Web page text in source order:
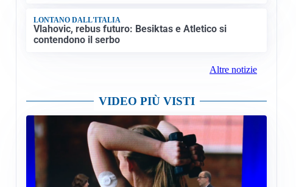
LONTANO DALL'ITALIA
Vlahovic, rebus futuro: Besiktas e Atletico si
contendono il serbo
Altre notizie
VIDEO PIÙ VISTI